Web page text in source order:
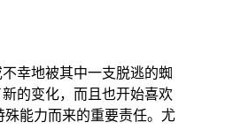
幸地被其中一支脱逃的蜘
的变化，而且也开始喜欢
殊能力而来的重要责任。尤